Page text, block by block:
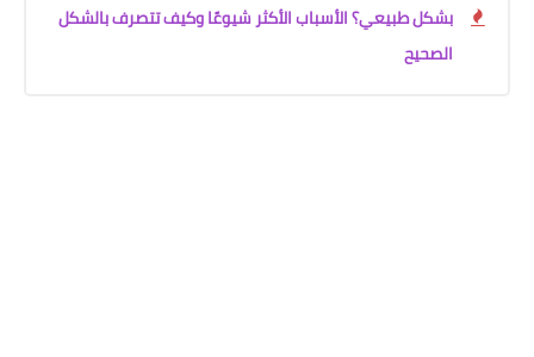
بشكل طبيعي؟ الأسباب الأكثر شيوعًا وكيف تتصرف بالشكل
الصحيح